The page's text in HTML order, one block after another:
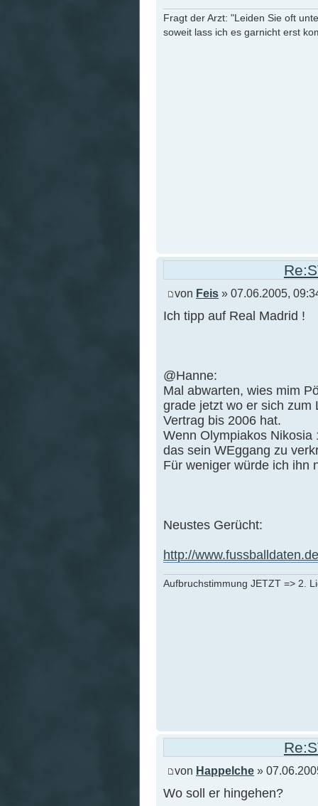
Fragt der Arzt: "Leiden Sie oft
soweit lass ich es garnicht erst
von Feis » 07.06.2005,
Ich tipp auf Real Madrid !
@Hanne:
Mal abwarten, wies mim
grade jetzt wo er sich zum
Vertrag bis 2006 hat.
Wenn Olympiakos Nikosia
das sein WEggang zu
Für weniger würde ich ihn
Neustes Gerücht:
http://
Aufbruchstimmung JETZT => 2.
von Happelche »
Wo soll er hingehen?